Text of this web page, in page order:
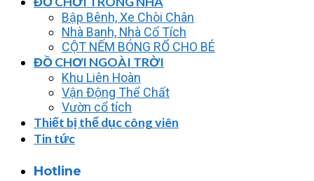
Bập Bênh, Xe Chòi Chân
Nhà Banh, Nhà Cổ Tích
CỘT NẾM BÓNG RỔ CHO BÉ
ĐỒ CHƠI NGOÀI TRỜI
Khu Liên Hoàn
Vận Động Thể Chất
Vườn cổ tích
Thiết bị thể dục công viên
Tin tức
Hotline